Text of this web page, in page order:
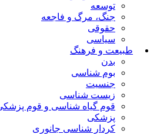
توسعه
جنگ، مرگ و فاجعه
حقوقی
سیاسی
طبیعت و فرهنگ
بدن
بوم شناسی
جنسیت
زیست شناسی
قوم گیاه شناسی و قوم
پزشکی
کردار شناسی جانوری